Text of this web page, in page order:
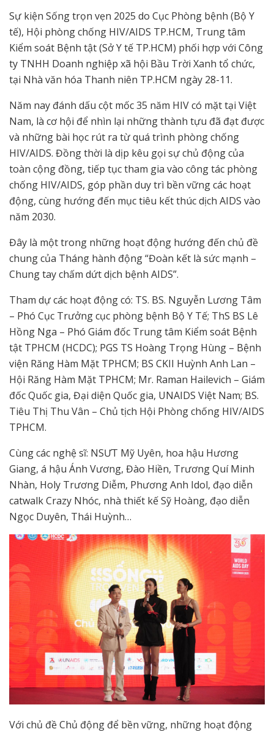
Sự kiện Sống trọn vẹn 2025 do Cục Phòng bệnh (Bộ Y
tế), Hội phòng chống HIV/AIDS TP.HCM, Trung tâm
Kiểm soát Bệnh tật (Sở Y tế TP.HCM) phối hợp với Công
ty TNHH Doanh nghiệp xã hội Bầu Trời Xanh tổ chức,
tại Nhà văn hóa Thanh niên TP.HCM ngày 28-11.
Năm nay đánh dấu cột mốc 35 năm HIV có mặt tại Việt
Nam, là cơ hội để nhìn lại những thành tựu đã đạt được
và những bài học rút ra từ quá trình phòng chống
HIV/AIDS. Đồng thời là dịp kêu gọi sự chủ động của
toàn cộng đồng, tiếp tục tham gia vào công tác phòng
chống HIV/AIDS, góp phần duy trì bền vững các hoạt
động, cùng hướng đến mục tiêu kết thúc dịch AIDS vào
năm 2030.
Đây là một trong những hoạt động hướng đến chủ đề
chung của Tháng hành động “Đoàn kết là sức mạnh –
Chung tay chấm dứt dịch bệnh AIDS”.
Tham dự các hoạt động có: TS. BS. Nguyễn Lương Tâm
– Phó Cục Trưởng cục phòng bệnh Bộ Y Tế; ThS BS Lê
Hồng Nga – Phó Giám đốc Trung tâm Kiểm soát Bệnh
tật TPHCM (HCDC); PGS TS Hoàng Trọng Hùng – Bệnh
viện Răng Hàm Mặt TPHCM; BS CKII Huỳnh Anh Lan –
Hội Răng Hàm Mặt TPHCM; Mr. Raman Hailevich – Giám
đốc Quốc gia, Đại diện Quốc gia, UNAIDS Việt Nam; BS.
Tiêu Thị Thu Vân – Chủ tịch Hội Phòng chống HIV/AIDS
TPHCM.
Cùng các nghệ sĩ: NSƯT Mỹ Uyên, hoa hậu Hương
Giang, á hậu Ánh Vương, Đào Hiền, Trương Quí Minh
Nhàn, Holy Trương Diễm, Phương Anh Idol, đạo diễn
catwalk Crazy Nhóc, nhà thiết kế Sỹ Hoàng, đạo diễn
Ngọc Duyên, Thái Huỳnh…
Với chủ đề Chủ động để bền vững, những hoạt động